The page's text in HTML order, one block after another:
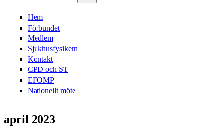
SjukhusFysikerFörbundet
Hem
Förbundet
Medlem
Sjukhusfysikern
Kontakt
CPD och ST
EFOMP
Nationellt möte
april 2023